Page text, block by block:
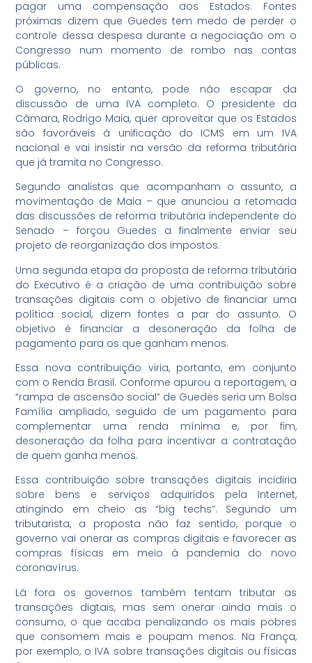
pagar uma compensação aos Estados. Fontes
próximas dizem que Guedes tem medo de perder o
controle dessa despesa durante a negociação om o
Congresso num momento de rombo nas contas
públicas.
O governo, no entanto, pode não escapar da
discussão de uma IVA completo. O presidente da
Câmara, Rodrigo Maia, quer aproveitar que os Estados
são favoráveis à unificação do ICMS em um IVA
nacional e vai insistir na versão da reforma tributária
que já tramita no Congresso.
Segundo analistas que acompanham o assunto, a
movimentação de Maia – que anunciou a retomada
das discussões de reforma tributária independente do
Senado – forçou Guedes a finalmente enviar seu
projeto de reorganização dos impostos.
Uma segunda etapa da proposta de reforma tributária
do Executivo é a criação de uma contribuição sobre
transações digitais com o objetivo de financiar uma
política social, dizem fontes a par do assunto. O
objetivo é financiar a desoneração da folha de
pagamento para os que ganham menos.
Essa nova contribuição viria, portanto, em conjunto
com o Renda Brasil. Conforme apurou a reportagem, a
“rampa de ascensão social” de Guedes seria um Bolsa
Família ampliado, seguido de um pagamento para
complementar uma renda mínima e, por fim,
desoneração da folha para incentivar a contratação
de quem ganha menos.
Essa contribuição sobre transações digitais incidiria
sobre bens e serviços adquiridos pela Internet,
atingindo em cheio as “big techs”. Segundo um
tributarista, a proposta não faz sentido, porque o
governo vai onerar as compras digitais e favorecer as
compras físicas em meio à pandemia do novo
coronavírus.
Lá fora os governos também tentam tributar as
transações digtais, mas sem onerar ainda mais o
consumo, o que acaba penalizando os mais pobres
que consomem mais e poupam menos. Na França,
por exemplo, o IVA sobre transações digitais ou físicas